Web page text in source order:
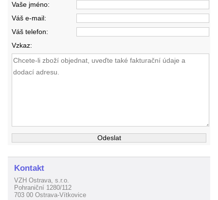
Vaše jméno:
Váš e-mail:
Váš telefon:
Vzkaz:
Kontakt
VZH Ostrava, s.r.o.
Pohraniční 1280/112
703 00 Ostrava-Vítkovice